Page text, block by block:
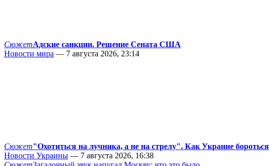
СюжетАдские санкции. Решение Сената США
Новости мира — 7 августа 2026, 23:14
Сюжет"Охотиться на лучника, а не на стрелу". Как Украине
Новости Украины — 7 августа 2026, 16:38